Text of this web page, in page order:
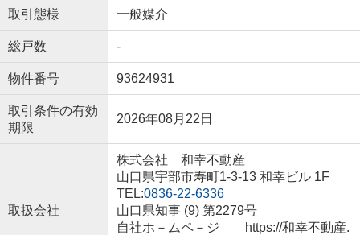
取引態様 一般媒介
総戸数 -
物件番号 93624931
取引条件の有効
期限
2026年08月22日
取扱会社
株式会社 和幸不動産
山口県宇部市寿町1-3-13 和幸ビル 1F
TEL:0836-22-6336
山口県知事 (9) 第2279号
自社ホ－ムペ－ジ https://和幸不動産.